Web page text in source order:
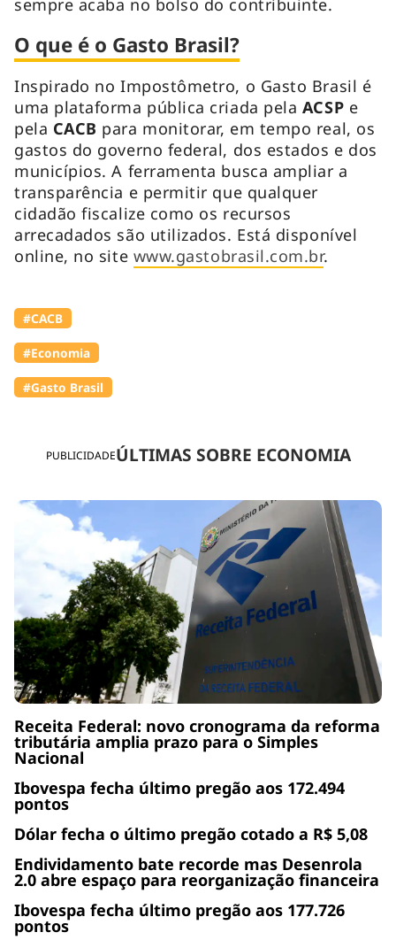
PUBLICIDADEÚLTIMAS SOBRE ECONOMIA
Receita Federal: novo cronograma da reforma
tributária amplia prazo para o Simples
Nacional
Ibovespa fecha último pregão aos 172.494
pontos
Dólar fecha o último pregão cotado a R$ 5,08
Endividamento bate recorde mas Desenrola
2.0 abre espaço para reorganização financeira
Ibovespa fecha último pregão aos 177.726
pontos
O que é o Gasto Brasil?
Inspirado no Impostômetro, o Gasto Brasil é
uma plataforma pública criada pela ACSP e
pela CACB para monitorar, em tempo real, os
gastos do governo federal, dos estados e dos
municípios. A ferramenta busca ampliar a
transparência e permitir que qualquer
cidadão fiscalize como os recursos
arrecadados são utilizados. Está disponível
online, no site www.gastobrasil.com.br.
#⁠CACB
#Economia
#Gasto Brasil